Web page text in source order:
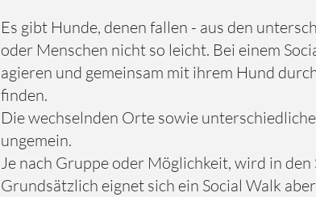
Es gibt Hunde, denen fallen - aus den
oder Menschen nicht so leicht. Bei einem
agieren und gemeinsam mit ihrem Hund
finden.
Die wechselnden Orte sowie
ungemein.
Je nach Gruppe oder Möglichkeit, wird in
Grundsätzlich eignet sich ein Social Walk